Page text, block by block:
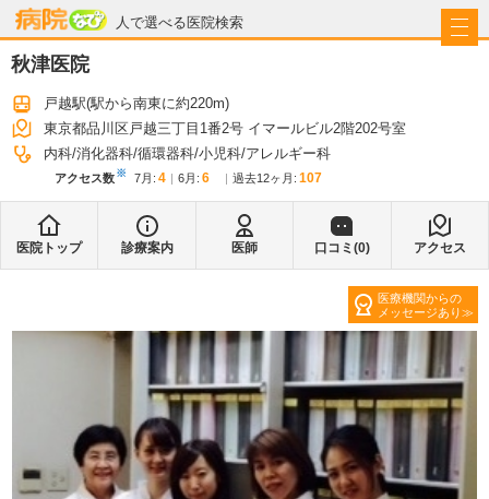
人で選べる医院検索
病院なび
秋津医院
戸越駅(駅から南東に約220m)
東京都品川区戸越三丁目1番2号 イマールビル2階202号室
内科 消化器科 循環器科 小児科 アレルギー科
アクセス数※ 7月 : 4 6月 : 6 過去12ヶ月: 107
医院トップ 診療案内 医師 口コミ(0) アクセス
医療機関からの
メッセージあり